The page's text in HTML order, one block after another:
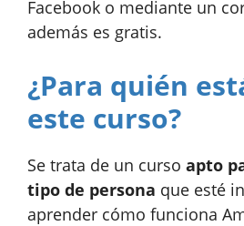
Facebook o mediante un
además es gratis.
¿Para quién
este curso?
Se trata de un curso apto
tipo de persona que esté
aprender cómo funciona